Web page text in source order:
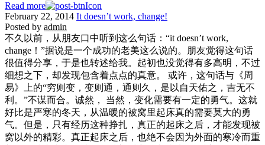
Read more
February 22, 2014 It doesn’t work, change!
Posted by admin
不久以前，从朋友口中听到这么句话：“it doesn’t work,
change！”据说是一个成功的老美这么说的。朋友觉得这句话
很值得分享，于是也转述给我。起初也没觉得有多高明，不过
细想之下，却发现包含着点点的真意。 或许，这句话与《周
易》上的“穷则变，变则通，通则久，是以自天佑之，吉无不
利。”不谋而合。诚然， 当然，变化需要有一定的勇气。这就
好比是严寒的冬天，从温暖的被窝里起床真的需要莫大的勇
气。但是，只有经历这种挣扎，真正的起床之后，才能发现被
窝以外的精彩。真正起床之后，也绝不会因为外面的寒冷而重